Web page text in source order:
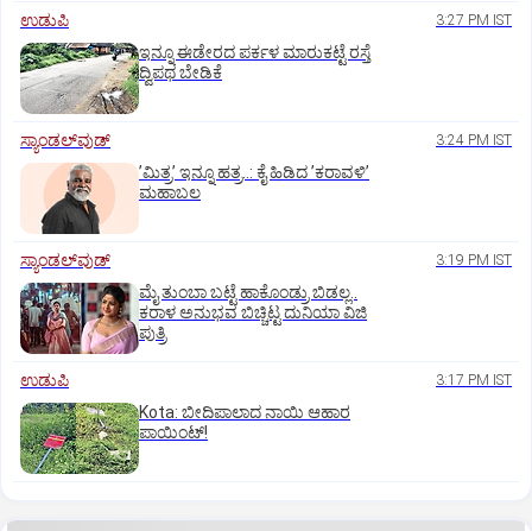
ಉಡುಪಿ 3:27 PM IST
ಇನ್ನೂ ಈಡೇರದ ಪರ್ಕಳ ಮಾರುಕಟ್ಟೆ ರಸ್ತೆ
ದ್ವಿಪಥ ಬೇಡಿಕೆ
ಸ್ಯಾಂಡಲ್‌ವುಡ್‌ 3:24 PM IST
ʼಮಿತ್ರʼ ಇನ್ನೂ ಹತ್ರ..: ಕೈ ಹಿಡಿದ ʼಕರಾವಳಿʼ
ಮಹಾಬಲ
ಸ್ಯಾಂಡಲ್‌ವುಡ್‌ 3:19 PM IST
ಮೈ ತುಂಬಾ ಬಟ್ಟೆ ಹಾಕೊಂಡ್ರು ಬಿಡಲ್ಲ..
ಕರಾಳ ಅನುಭವ ಬಿಚ್ಚಿಟ್ಟ ದುನಿಯಾ ವಿಜಿ
ಪುತ್ರಿ
ಉಡುಪಿ 3:17 PM IST
Kota: ಬೀದಿಪಾಲಾದ ನಾಯಿ ಆಹಾರ
ಪಾಯಿಂಟ್‌!